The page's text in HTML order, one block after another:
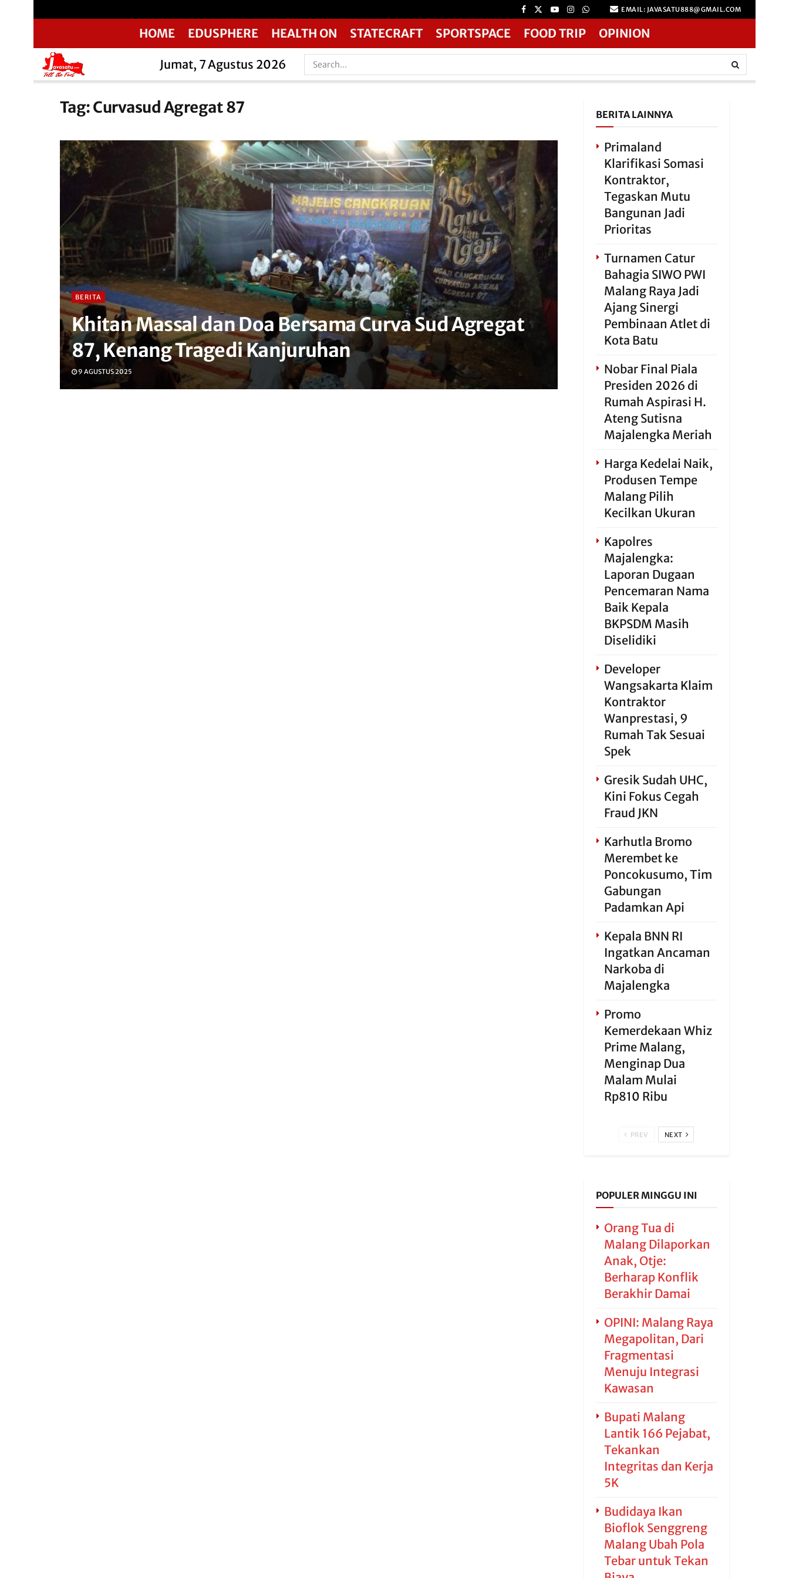
EMAIL: JAVASATU888@GMAIL.COM
HOME EDUSPHERE HEALTH ON STATECRAFT SPORTSPACE FOOD TRIP OPINION
Jumat, 7 Agustus 2026
Tag:Curvasud Agregat 87
BERITA
Khitan Massal dan Doa Bersama Curva Sud Agregat
87, Kenang Tragedi Kanjuruhan
9 AGUSTUS 2025
BERITA LAINNYA
Primaland
Klarifikasi Somasi
Kontraktor,
Tegaskan Mutu
Bangunan Jadi
Prioritas
Turnamen Catur
Bahagia SIWO PWI
Malang Raya Jadi
Ajang Sinergi
Pembinaan Atlet di
Kota Batu
Nobar Final Piala
Presiden 2026 di
Rumah Aspirasi H.
Ateng Sutisna
Majalengka Meriah
Harga Kedelai Naik,
Produsen Tempe
Malang Pilih
Kecilkan Ukuran
Kapolres
Majalengka:
Laporan Dugaan
Pencemaran Nama
Baik Kepala
BKPSDM Masih
Diselidiki
Developer
Wangsakarta Klaim
Kontraktor
Wanprestasi, 9
Rumah Tak Sesuai
Spek
Gresik Sudah UHC,
Kini Fokus Cegah
Fraud JKN
Karhutla Bromo
Merembet ke
Poncokusumo, Tim
Gabungan
Padamkan Api
Kepala BNN RI
Ingatkan Ancaman
Narkoba di
Majalengka
Promo
Kemerdekaan Whiz
Prime Malang,
Menginap Dua
Malam Mulai
Rp810 Ribu
PREV NEXT
POPULER MINGGU INI
Orang Tua di
Malang Dilaporkan
Anak, Otje:
Berharap Konflik
Berakhir Damai
OPINI: Malang Raya
Megapolitan, Dari
Fragmentasi
Menuju Integrasi
Kawasan
Bupati Malang
Lantik 166 Pejabat,
Tekankan
Integritas dan Kerja
5K
Budidaya Ikan
Bioflok Senggreng
Malang Ubah Pola
Tebar untuk Tekan